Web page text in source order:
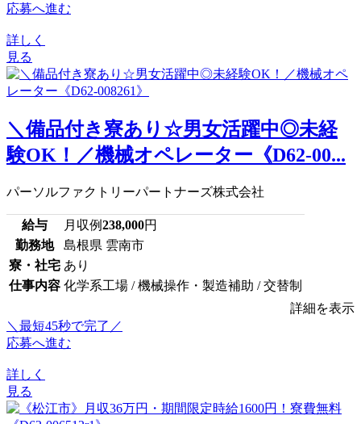
応募へ進む
詳しく
見る
＼備品付き寮あり☆男女活躍中◎未経
験OK！／機械オペレーター《D62-00...
パーソルファクトリーパートナーズ株式会社
給与 月収例238,000円
勤務地
島根県 雲南市
寮・社宅 あり
仕事内容 化学系工場 / 機械操作・製造補助 / 交替制
詳細を表示
＼最短45秒で完了／
応募へ進む
詳しく
見る